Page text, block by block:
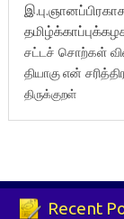
சட்டச் சொற்கள்
தியாகுஎன்
திருக்குறள்
Recent